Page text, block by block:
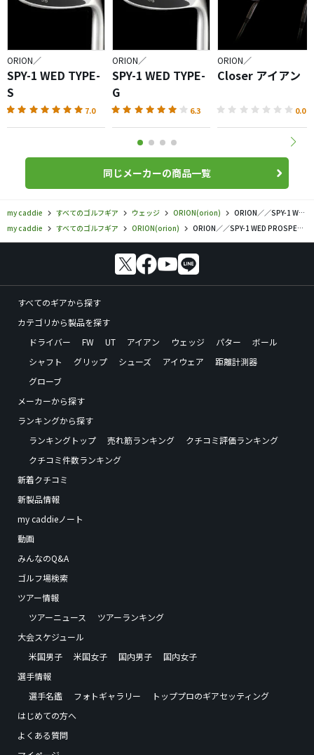
ORION／
SPY-1 WED TYPE-
S
7.0
ORION／
SPY-1 WED TYPE-
G
6.3
ORION／
Closer アイアン
0.0
同じメーカーの商品一覧
my caddie すべてのゴルフギア ウェッジ ORION(orion)
ORION／／SPY-1 WED PROSPECの口コミ評価
my caddie
すべてのゴルフギア ORION(orion) ORION／／SPY-1 WED PROSPECの口コミ評価
すべてのギアから探す
カテゴリから製品を探す
ドライバー
FW UT アイアン ウェッジ パター
ボール
シャフト
グリップ シューズ アイウェア
距離計測器
グローブ
メーカーから探す
ランキングから探す
ランキングトップ
売れ筋ランキング
クチコミ評価ランキング
クチコミ件数ランキング
新着クチコミ
新製品情報
my caddieノート
動画
みんなのQ&A
ゴルフ場検索
ツアー情報
ツアーニュース
ツアーランキング
大会スケジュール
米国男子
米国女子 国内男子
国内女子
選手情報
選手名鑑
フォトギャラリー
トッププロのギアセッティング
はじめての方へ
よくある質問